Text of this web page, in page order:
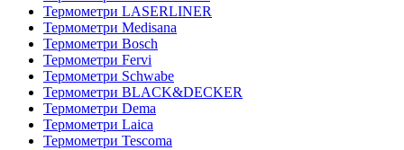
Термометри LASERLINER
Термометри Medisana
Термометри Bosch
Термометри Fervi
Термометри Schwabe
Термометри BLACK&DECKER
Термометри Dema
Термометри Laica
Термометри Tescoma